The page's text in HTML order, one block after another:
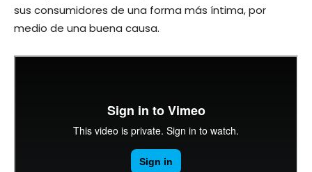
sus consumidores de una forma más íntima, por
medio de una buena causa.